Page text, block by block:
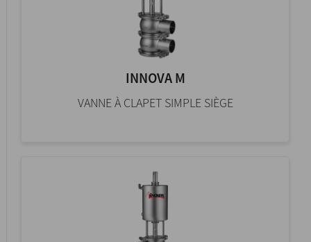
INNOVA M
VANNE À CLAPET SIMPLE SIÈGE